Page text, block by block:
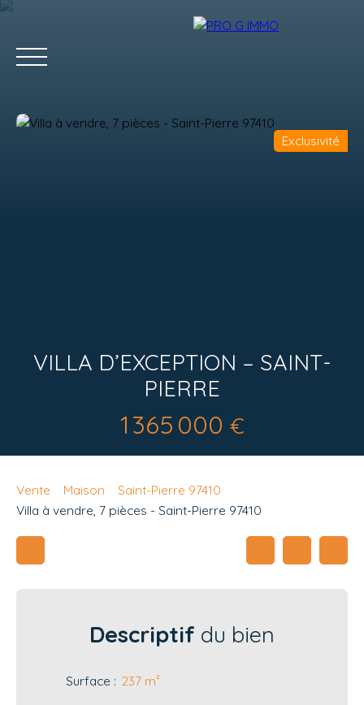
Exclusivité
VILLA D’EXCEPTION – SAINT-
PIERRE
1 365 000 €
Vente Maison
Saint-Pierre 97410
Villa à vendre, 7 pièces - Saint-Pierre 97410
Descriptif du bien
Surface : 237 m²